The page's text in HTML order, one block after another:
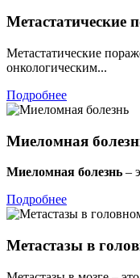
Метастатические
Метастатические
онкологическим...
Подробнее
Миеломная
Миеломная болезнь –
Подробнее
Метастазы в